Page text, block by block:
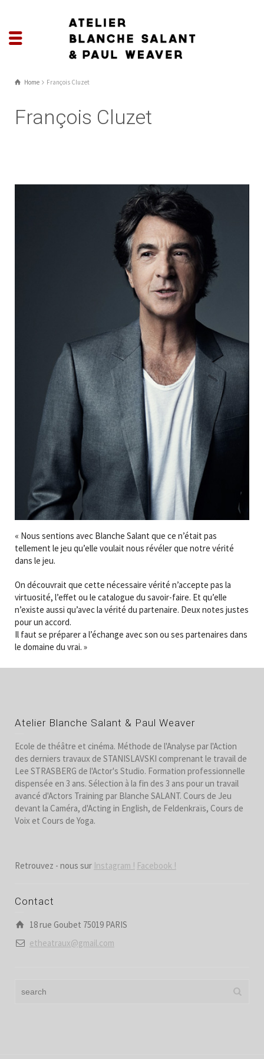
Home François Cluzet
François Cluzet
« Nous sentions avec Blanche Salant que ce n’était pas
tellement le jeu qu’elle voulait nous révéler que notre vérité
dans le jeu.
On découvrait que cette nécessaire vérité n’accepte pas la
virtuosité, l’effet ou le catalogue du savoir-faire. Et qu’elle
n’existe aussi qu’avec la vérité du partenaire. Deux notes justes
pour un accord.
Il faut se préparer a l’échange avec son ou ses partenaires dans
le domaine du vrai. »
Atelier Blanche Salant & Paul Weaver
Ecole de théâtre et cinéma. Méthode de l'Analyse par l'Action
des derniers travaux de STANISLAVSKI comprenant le travail de
Lee STRASBERG de l'Actor's Studio. Formation professionnelle
dispensée en 3 ans. Sélection à la fin des 3 ans pour un travail
avancé d'Actors Training par Blanche SALANT. Cours de Jeu
devant la Caméra, d'Acting in English, de Feldenkraïs, Cours de
Voix et Cours de Yoga.
Retrouvez - nous sur Instagram ! Facebook !
Contact
18 rue Goubet 75019 PARIS
etheatraux@gmail.com